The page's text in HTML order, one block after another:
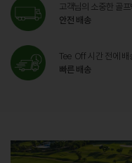
고객님의 소중한 골프
안전 배송
Tee Off 시간 전에 배
빠른 배송